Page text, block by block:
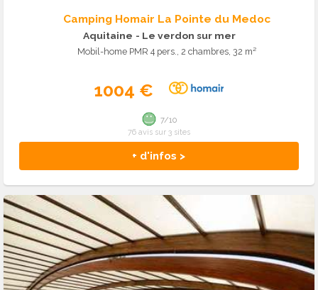
Camping Homair La Pointe du Medoc
Aquitaine - Le verdon sur mer
Mobil-home PMR 4 pers., 2 chambres, 32 m²
1004 €
+ d'infos >
7/10
76 avis sur 3 sites